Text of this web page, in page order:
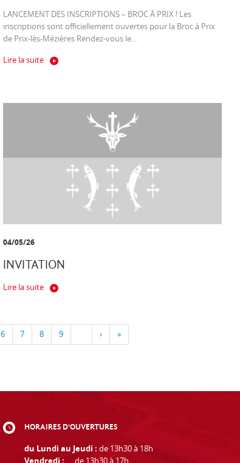
LANCEMENT DES INSCRIPTIONS – BROC À PRIX ! Les
inscriptions sont officiellement ouvertes pour la Broc à Prix
de Prix-lès-Mézières Rendez-vous le...
Lire la suite
04/05/26
INVITATION
Lire la suite
6 7 8 9 … › »
HORAIRES D'OUVERTURES
du Lundi au Jeudi : de 13h30 à 18h
Vendredi :
de 13h30 à 17h